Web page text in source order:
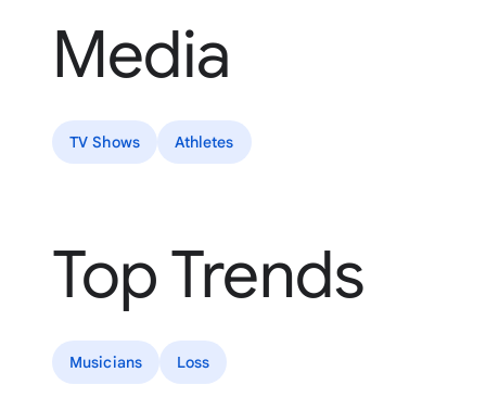
Media
TV Shows Athletes
Top Trends
Musicians Loss